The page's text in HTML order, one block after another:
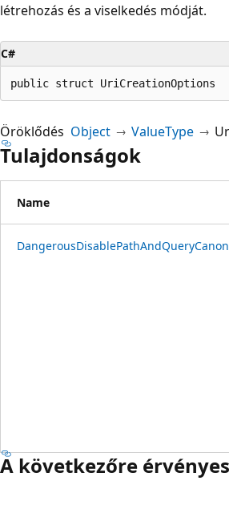
létrehozás és a viselkedés módját.
C#
public struct UriCreationOptions
Öröklődés Object ValueType
Tulajdonságok
Name
A következőre